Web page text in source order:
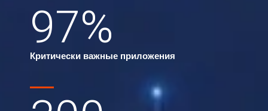
97%
Критически важные приложения